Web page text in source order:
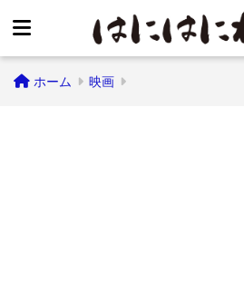
ホーム 映画